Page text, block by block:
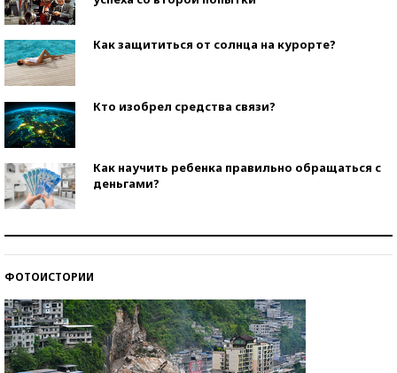
Как защититься от солнца на курорте?
Кто изобрел средства связи?
Как научить ребенка правильно обращаться с
деньгами?
ФОТОИСТОРИИ